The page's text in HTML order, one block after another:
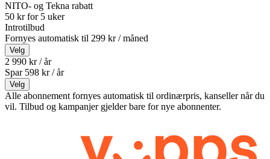
NITO- og Tekna rabatt
50 kr for 5 uker
Introtilbud
Fornyes automatisk til 299 kr / måned
Velg
2 990 kr / år
Spar 598 kr /år
Velg
Alle abonnement fornyes automatisk til ordinærpris, kanseller når du
vil. Tilbud og kampanjer gjelder bare for nye abonnenter.